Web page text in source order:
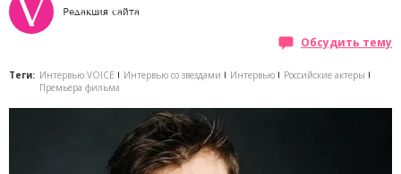
Редакция сайта
Обсудить тему
Теги: Интервью VOICE Интервью со звездами Интервью
Российские актеры
Премьера фильма